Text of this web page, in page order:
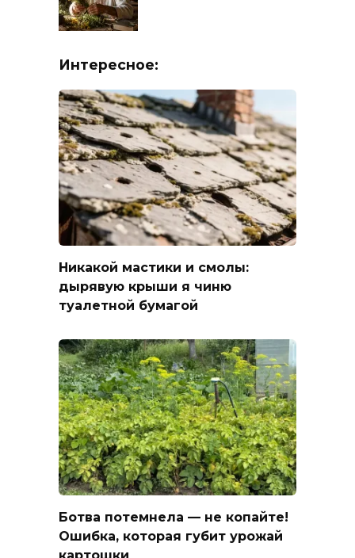
Интересное:
Никакой мастики и смолы:
дырявую крыши я чиню
туалетной бумагой
Ботва потемнела — не копайте!
Ошибка, которая губит урожай